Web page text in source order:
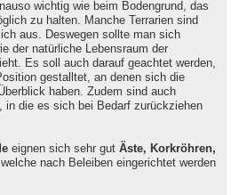
wichtig wie beim Bodengrund, das
zu halten. Manche Terrarien sind
aus. Deswegen sollte man sich
der natürliche Lebensraum der
Es soll auch darauf geachtet werden,
gestalltet, an denen sich die
haben. Zudem sind auch
in die es sich bei Bedarf zurückziehen
eignen sich sehr gut Äste, Korkröhren,
nach Beleiben eingerichtet werden